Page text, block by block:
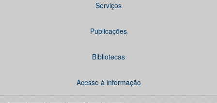
Serviços
Publicações
Bibliotecas
Acesso à informação